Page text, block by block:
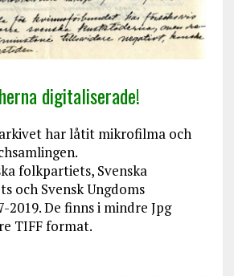
digitaliserade!
har låtit mikrofilma och
folkpartiets, Svenska
och Svensk Ungdoms
2019. De finns i mindre Jpg
TIFF format.